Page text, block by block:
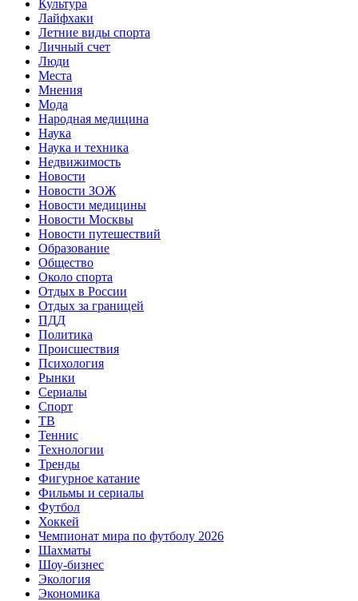
Культура
Лайфхаки
Летние виды спорта
Личный счет
Люди
Места
Мнения
Мода
Народная медицина
Наука
Наука и техника
Недвижимость
Новости
Новости ЗОЖ
Новости медицины
Новости Москвы
Новости путешествий
Образование
Общество
Около спорта
Отдых в России
Отдых за границей
ПДД
Политика
Происшествия
Психология
Рынки
Сериалы
Спорт
ТВ
Теннис
Технологии
Тренды
Фигурное катание
Фильмы и сериалы
Футбол
Хоккей
Чемпионат мира по футболу 2026
Шахматы
Шоу-бизнес
Экология
Экономика